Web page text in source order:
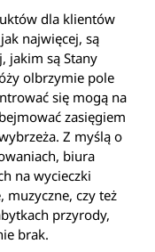
dla klientów
najwięcej, są
jakim są Stany
olbrzymie pole
się mogą na
zasięgiem
Z myślą o
biura
na wycieczki
muzyczne, czy też
przyrody,
brak.